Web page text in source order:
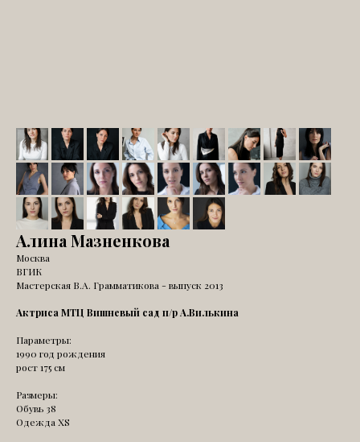
Алина Мазненкова
Москва
ВГИК
Мастерская В.А. Грамматикова - выпуск 2013
Актриса МТЦ Вишневый сад п/р А.Вилькина
Параметры:
1990 год рождения
рост 175 см
Размеры:
Обувь 38
Одежда XS